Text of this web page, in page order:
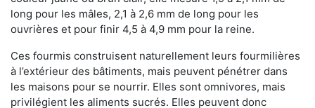
long pour les mâles, 2,1 à 2,6 mm de long pour les
ouvrières et pour finir 4,5 à 4,9 mm pour la reine.
Ces fourmis construisent naturellement leurs fourmilières
à l’extérieur des bâtiments, mais peuvent pénétrer dans
les maisons pour se nourrir. Elles sont omnivores, mais
privilégient les aliments sucrés. Elles peuvent donc